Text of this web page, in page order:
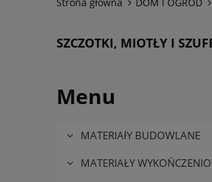
SZCZOTKI, MIOTŁY I
Menu
MATERIAłY BUDOWLANE
MATERIAŁY